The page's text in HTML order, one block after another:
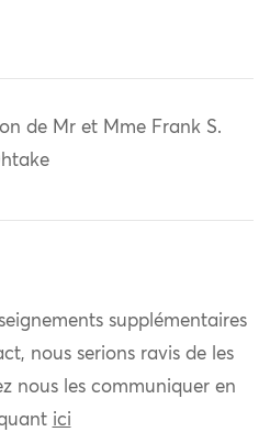
de Mr et Mme Frank S.
supplémentaires
nous serions ravis de les
nous les communiquer en
ici